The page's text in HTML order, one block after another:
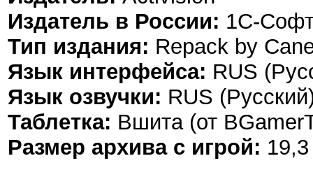
Издатель в России: 1С-
Тип издания: Repack by
Язык интерфейса: RUS
Язык озвучки: RUS
Таблетка: Вшита (от
Размер архива с игрой: